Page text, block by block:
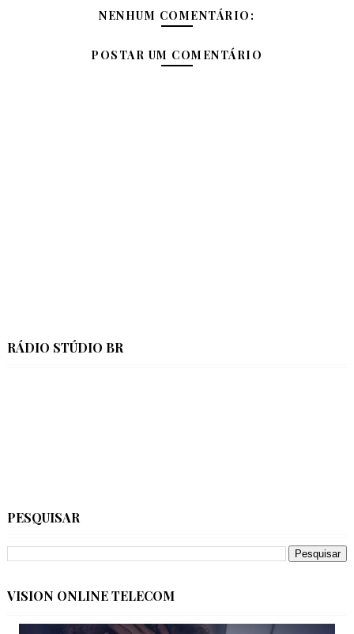
NENHUM COMENTÁRIO:
POSTAR UM COMENTÁRIO
RÁDIO STÚDIO BR
PESQUISAR
VISION ONLINE TELECOM